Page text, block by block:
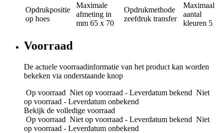
Opdrukpositie
op hoes
Maximale
afmeting in
mm 65 x 70
Opdrukmethode
zeefdruk transfer
Maximaal
aantal
kleuren 5
Voorraad
De actuele voorraadinformatie van het product kan worden
bekeken via onderstaande knop
Op voorraad Niet op voorraad - Leverdatum bekend Niet
op voorraad - Leverdatum onbekend
Bekijk de volledige voorraad
Op voorraad Niet op voorraad - Leverdatum bekend Niet
op voorraad - Leverdatum onbekend